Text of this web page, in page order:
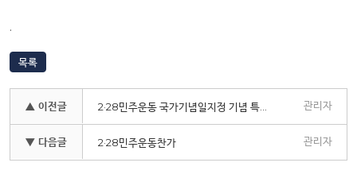
.
목록
▲ 이전글 관리자
▼ 다음글 2·28민주운동찬가 관리자